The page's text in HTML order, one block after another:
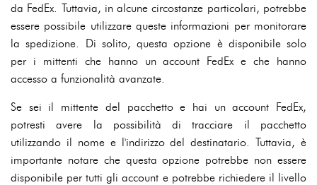
da FedEx. Tuttavia, in alcune circostanze particolari, potrebbe
essere possibile utilizzare queste informazioni per monitorare
la spedizione. Di solito, questa opzione è disponibile solo
per i mittenti che hanno un account FedEx e che hanno
accesso a funzionalità avanzate.
Se sei il mittente del pacchetto e hai un account FedEx,
potresti avere la possibilità di tracciare il pacchetto
utilizzando il nome e l'indirizzo del destinatario. Tuttavia, è
importante notare che questa opzione potrebbe non essere
disponibile per tutti gli account e potrebbe richiedere il livello